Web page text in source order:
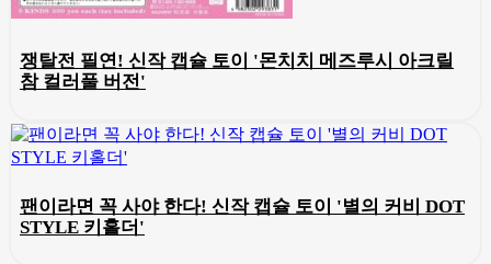
쟁탈전 필연! 신작 캡슐 토이 '몬치치 메즈루시 아크릴
참 컬러풀 버전'
팬이라면 꼭 사야 한다! 신작 캡슐 토이 '별의 커비 DOT
STYLE 키홀더'